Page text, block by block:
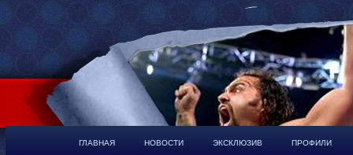
ГЛАВНАЯ НОВОСТИ ЭКСКЛЮЗИВ ПРОФИЛИ